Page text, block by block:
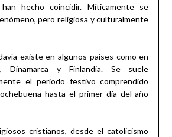
hecho coincidir. Míticamente se
pero religiosa y culturalmente
existe en algunos países como en
Dinamarca y Finlandia. Se suele
el periodo festivo comprendido
hasta el primer día del año
cristianos, desde el catolicismo